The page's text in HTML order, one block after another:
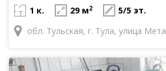
1 к. 29 м2
5/5 эт.
обл. Тульская, г. Тула, улица